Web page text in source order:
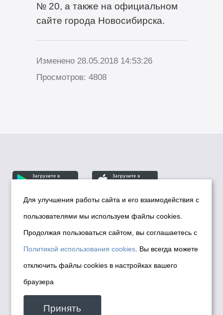
№ 20, а также на официальном
сайте города Новосибирска.
Изменено 28.05.2018 14:53:26
Просмотров: 4808
© Департамент информационной политики мэрии
города Новосибирска, 2026
Политика использования Cookies
Политика по обработке персональных
данных в информационных системах
мэрии города Новосибирска
Техническая поддержка сайта -
malinchukvl@mail.ru
Для улучшения работы сайта и его взаимодействия с
пользователями мы используем файлы cookies.
Продолжая пользоваться сайтом, вы соглашаетесь с
Политикой использования cookies . Вы всегда можете
отключить файлы cookies в настройках вашего
браузера
Принять